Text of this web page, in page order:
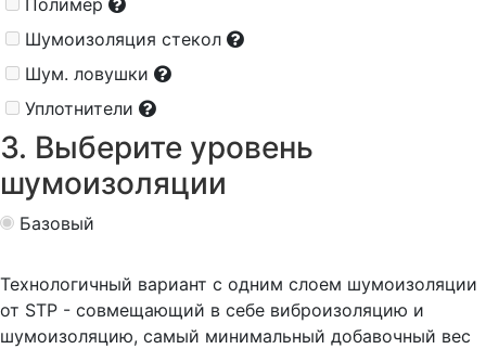
Полимер
Шумоизоляция стекол
Шум. ловушки
Уплотнители
3. Выберите уровень
шумоизоляции
Базовый
Технологичный вариант с одним слоем шумоизоляции
от STP - совмещающий в себе виброизоляцию и
шумоизоляцию, самый минимальный добавочный вес